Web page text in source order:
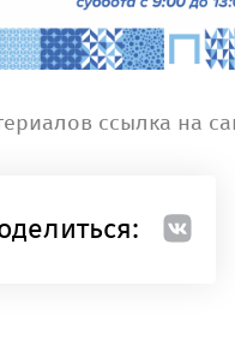
ссылка на